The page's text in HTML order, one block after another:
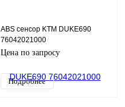
ABS сенсор KTM DUKE690
76042021000
Цена по запросу
Подробнее